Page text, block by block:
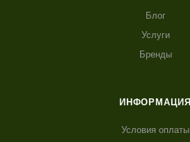
Блог
Услуги
Бренды
ИНФОРМАЦИЯ
Условия оплаты